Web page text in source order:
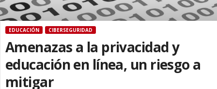
EDUCACIÓN CIBERSEGURIDAD
Amenazas a la privacidad y
educación en línea, un riesgo a
mitigar